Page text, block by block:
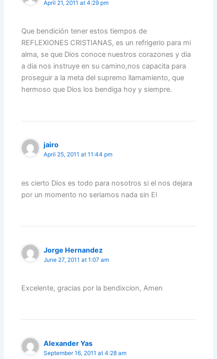
April 21, 2011 at 4:29 pm
Que bendición tener estos tiempos de
REFLEXIONES CRISTIANAS, es un refrigerio para mi
alma, se que Dios conoce nuestros corazones y dia
a dia nos instruye en su camino,nos capacita para
proseguir a la meta del supremo llamamiento, que
hermoso que Dios los bendiga hoy y siempre.
jairo
April 25, 2011 at 11:44 pm
es cierto Dios es todo para nosotros si el nos dejara
por un momento no seriamos nada sin El
Jorge Hernandez
June 27, 2011 at 1:07 am
Excelente, gracias por la bendixcion, Amen
Alexander Yas
September 16, 2011 at 4:28 am